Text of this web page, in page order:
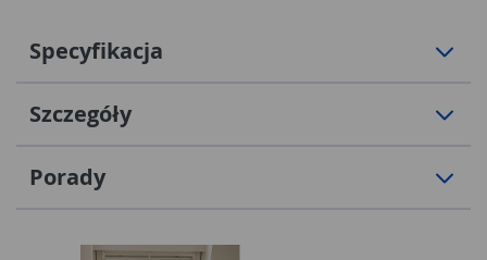
Specyfikacja
Szczegóły
Porady